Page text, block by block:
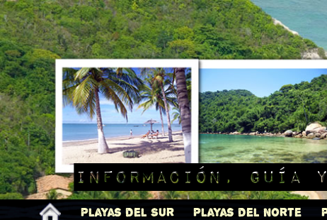
Información, guía
Playas del Sur Playas del Norte